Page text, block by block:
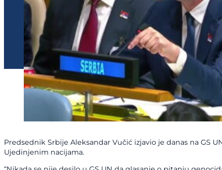
Predsednik Srbije Aleksandar Vučić izjavio je danas na GS
Ujedinjenim nacijama.